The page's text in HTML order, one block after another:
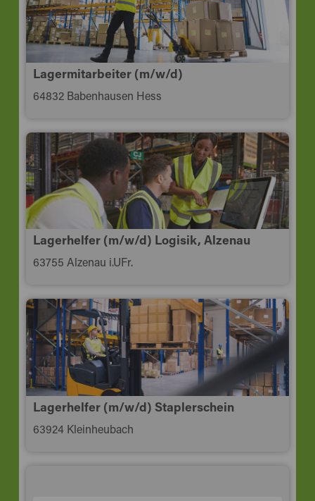
Lagermitarbeiter (m/w/d)
64832 Babenhausen Hess
Lagerhelfer (m/w/d) Logisik, Alzenau
63755 Alzenau i.UFr.
Lagerhelfer (m/w/d) Staplerschein
63924 Kleinheubach